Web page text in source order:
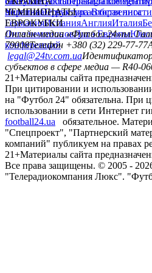
политикаСтруктура собственности
УкраинаПервая лигаВторая лига
ЧЕМПИОНАТЫ
ГерманияИспанияАнглияИталия
ЕВРОКУБКИ
Лига чемпионовЛига Европы
конференций
Онлайн-медиа «Футбол 24»пл.
79008Телефон +380 (32) 229-77-77
legal@24tv.com.uaИдентификатор
субъектов в сфере медиа — R40-
21+Материалы сайта
При цитировании и
на "Футбол 24" обязательна. При
использовании в сети Интернет
football24.ua
обязательное.
"Спецпроект", "Партнерский
компаний" публикуем на правах
21+Материалы сайта
Все права защищены. © 2005 -
"Телерадиокомпания Люкс".